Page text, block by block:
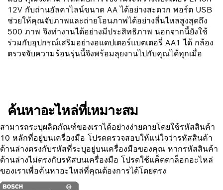
12V กับถ่านอัลคาไลน์ขนาด AA ได้อย่างสะดวก พอร์ต USB
ช่วยให้คุณจับภาพและถ่ายโอนภาพได้อย่างลื่นไหลสูงสุดถึง
500 ภาพ จึงทำงานได้อย่างมีประสิทธิภาพ นอกจากนี้ยังใช้
ร่วมกับอุปกรณ์เสริมอย่างอแดปเตอร์แบตเตอรี่ AA1 ได้ กล้อง
ตรวจจับความร้อนรุ่นนี้จึงพร้อมลุยงานไปกับคุณได้ทุกเมื่อ
ค้นหาอะไหล่ที่เหมาะสม
สามารถระบุผลิตภัณฑ์ของเราได้อย่างง่ายดายโดยใช้รหัสสินค้า
10 หลักที่อยู่บนเครื่องมือ โปรดตรวจสอบให้แน่ใจว่ารหัสสินค้า
ด้านล่างตรงกับรหัสที่ระบุอยู่บนเครื่องมือของคุณ หากรหัสสินค้า
ด้านล่างไม่ตรงกับรหัสบนเครื่องมือ โปรดใช้แค็ตตาล็อกอะไหล่
ของเราเพื่อค้นหาอะไหล่ที่คุณต้องการได้โดยตรง